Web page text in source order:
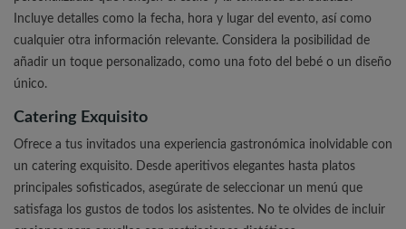
Incluye detalles como la fecha, hora y lugar del evento, así como
cualquier otra información relevante. Considera la posibilidad de
añadir un toque personalizado, como una foto del bebé o un diseño
único.
Catering Exquisito
Ofrece a tus invitados una experiencia gastronómica inolvidable con
un catering exquisito. Desde aperitivos elegantes hasta platos
principales sofisticados, asegúrate de seleccionar un menú que
satisfaga los gustos de todos los asistentes. No te olvides de incluir